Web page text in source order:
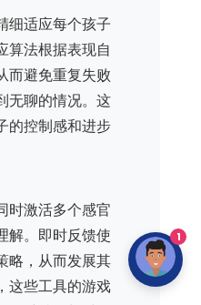
细适应每个孩子
算法根据表现自
而避免重复失败
无聊的情况。这
的控制感和进步
时激活多个感官
解。即时反馈使
略，从而发展其
这些工具的游戏
1